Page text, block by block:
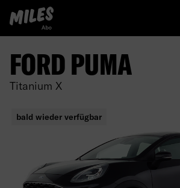
MILES Abo Logo. Zur Startseite.
FORD PUMA
Titanium X
bald wieder verfügbar